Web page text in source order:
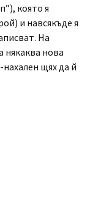
която я
и навсякъде я
На
някаква нова
нахален щях да й